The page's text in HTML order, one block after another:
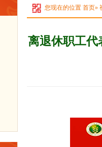
您现在的位置 首页»
离退休职工代